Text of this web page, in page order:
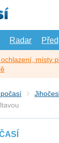
Radar
místy